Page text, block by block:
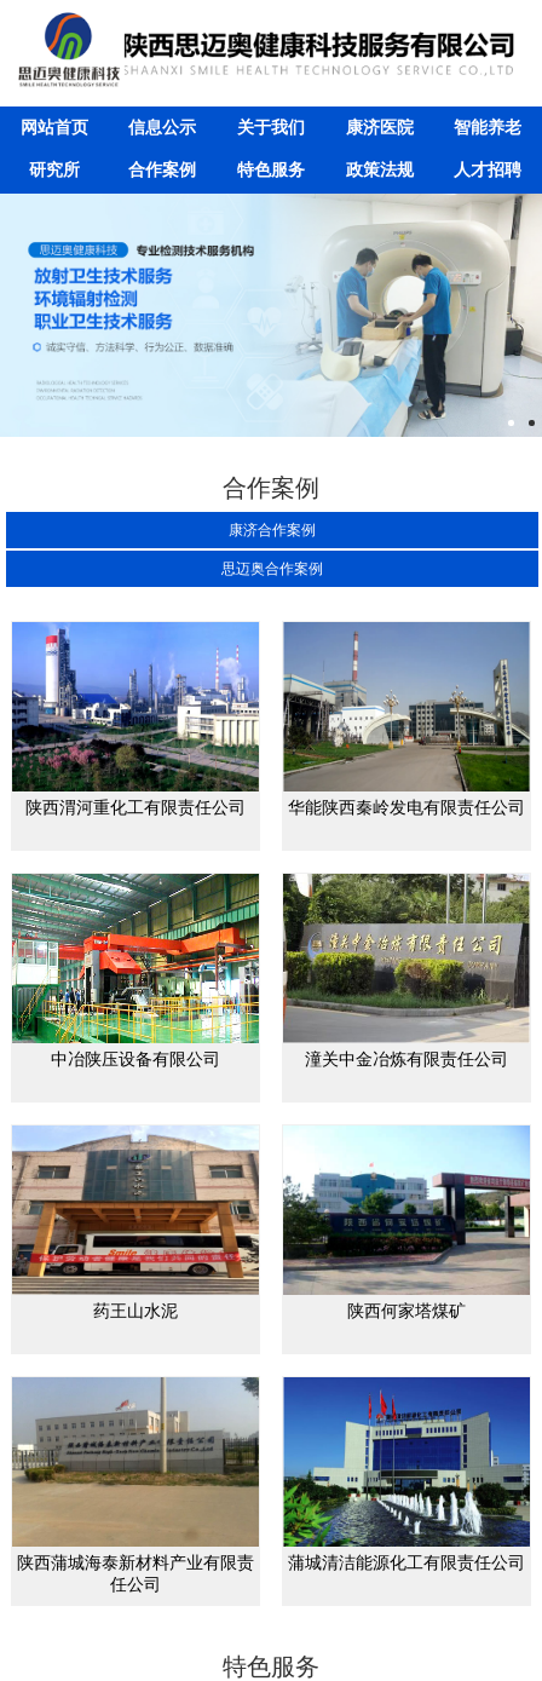
网站首页 信息公示 关于我们 康济医院 智能养老
研究所 合作案例 特色服务 政策法规 人才招聘
合作案例
康济合作案例
思迈奥合作案例
陕西渭河重化工有限责任公司 华能陕西秦岭发电有限责任公司
中冶陕压设备有限公司 潼关中金冶炼有限责任公司
药王山水泥 陕西何家塔煤矿
陕西蒲城海泰新材料产业有限责
任公司
蒲城清洁能源化工有限责任公司
特色服务